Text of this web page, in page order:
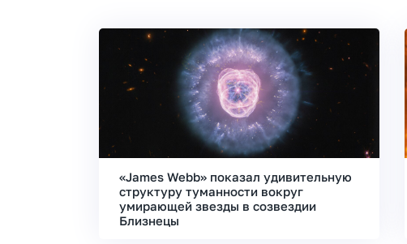
«James Webb» показал удивительную
структуру туманности вокруг
умирающей звезды в созвездии
Близнецы